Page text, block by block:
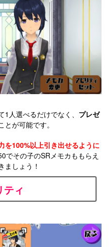
人選べるだけでなく、 プレゼ
とが可能です。
を100%以上引き出せるように
でその子のSRメモカももらえ
ましょう！
ィ